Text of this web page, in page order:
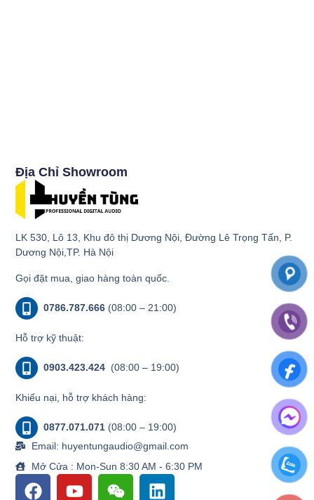
Địa Chỉ Showroom
LK 530, Lô 13, Khu đô thị Dương Nội, Đường Lê Trọng Tấn, P.
Dương Nội,TP. Hà Nội
Gọi đặt mua, giao hàng toàn quốc.
0786.787.666 (08:00 – 21:00)
Hỗ trợ kỹ thuật:
0903.423.424 (08:00 – 19:00)
Khiếu nại, hỗ trợ khách hàng:
0877.071.071 (08:00 – 19:00)
Email: huyentungaudio@gmail.com
Mở Cửa : Mon-Sun 8:30 AM - 6:30 PM